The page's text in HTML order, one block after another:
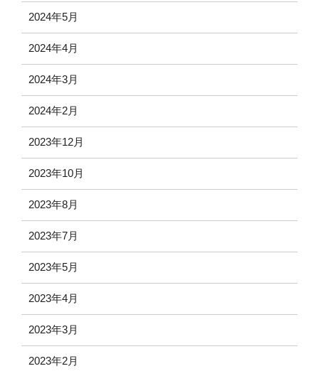
2024年5月
2024年4月
2024年3月
2024年2月
2023年12月
2023年10月
2023年8月
2023年7月
2023年5月
2023年4月
2023年3月
2023年2月